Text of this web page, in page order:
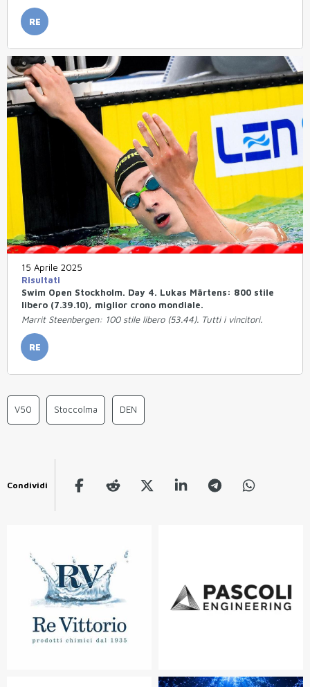
RE
15 Aprile 2025
Risultati
Swim Open Stockholm. Day 4. Lukas Märtens: 800 stile
libero (7.39.10), miglior crono mondiale.
Marrit Steenbergen: 100 stile libero (53.44). Tutti i vincitori.
RE
V50 Stoccolma DEN
Condividi